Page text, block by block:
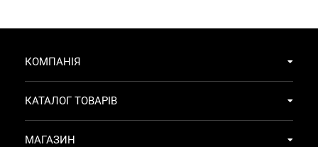
КОМПАНІЯ
КАТАЛОГ ТОВАРІВ
МАГАЗИН